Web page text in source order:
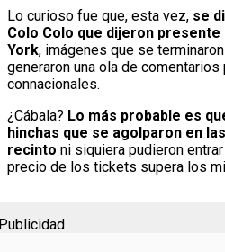
Lo curioso fue que, esta vez, se
Colo Colo que dijeron presente
York, imágenes que se
generaron una ola de
connacionales.
¿Cábala? Lo más probable es
hinchas que se agolparon en
recinto ni siquiera pudieron
precio de los tickets supera los